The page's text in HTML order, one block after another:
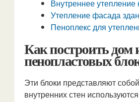
Внутреннее утепление
Утепление фасада
Пеноплекс для
Как построить дом
пенопластовых
Эти блоки представляют
внутренних стен